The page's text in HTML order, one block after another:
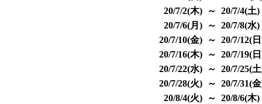
20/7/2(木) ～ 20/7/4(
20/7/6(月) ～ 20/7/8(
20/7/10(金) ～ 20/7/12(
20/7/16(木) ～ 20/7/19(
20/7/22(水) ～ 20/7/25(
20/7/28(火) ～ 20/7/31(
20/8/4(火) ～ 20/8/6(